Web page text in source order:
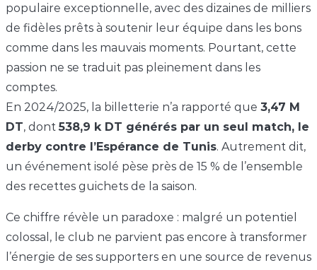
populaire exceptionnelle, avec des dizaines de milliers
de fidèles prêts à soutenir leur équipe dans les bons
comme dans les mauvais moments. Pourtant, cette
passion ne se traduit pas pleinement dans les
comptes.
En 2024/2025, la billetterie n’a rapporté que 3,47 M
DT, dont538,9 k DT générés par un seul match, le
derby contre l’Espérance de Tunis. Autrement dit,
un événement isolé pèse près de 15 % de l’ensemble
des recettes guichets de la saison.
Ce chiffre révèle un paradoxe : malgré un potentiel
colossal, le club ne parvient pas encore à transformer
l’énergie de ses supporters en une source de revenus